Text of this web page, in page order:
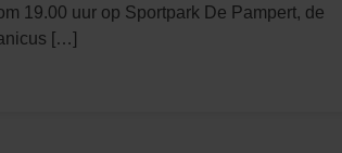
19.00 uur op Sportpark De Pampert, de
[…]